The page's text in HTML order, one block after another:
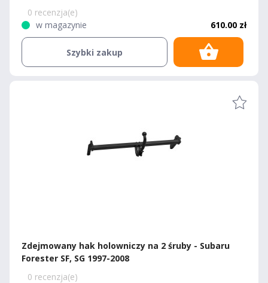
0 recenzja(e)
w magazynie
610.00 zł
Szybki zakup
Zdejmowany hak holowniczy na 2 śruby - Subaru
Forester SF, SG 1997-2008
0 recenzja(e)